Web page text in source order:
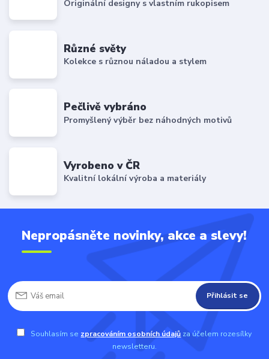
Originální designy s vlastním rukopisem
Různé světy
Kolekce s různou náladou a stylem
Pečlivě vybráno
Promyšlený výběr bez náhodných motivů
Vyrobeno v ČR
Kvalitní lokální výroba a materiály
Nepropásněte novinky, akce a slevy!
Přihlásit se
Souhlasím se zpracováním osobních údajů za účelem rozesílky
newsletteru.